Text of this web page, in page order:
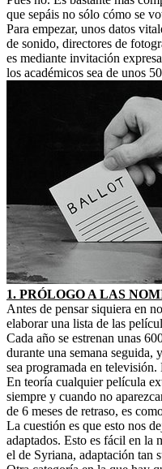
que sepáis no sólo cómo se
Para empezar, unos datos
de sonido, directores de
es mediante invitación
los académicos sea de unos
1. PRÓLOGO A LAS
Antes de pensar siquiera en
elaborar una lista de las
Cada año se estrenan unas
durante una semana seguida,
sea programada en
En teoría cualquier película
siempre y cuando no
de 6 meses de retraso, es
La cuestión es que esto nos
adaptados. Esto es fácil en la
el de Syriana, adaptación tan